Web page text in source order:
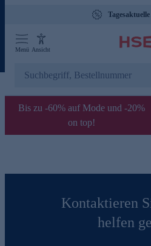
Menü Ansicht
Bis zu -60% auf Mode und -20%
on top!
Kontaktieren
helfen